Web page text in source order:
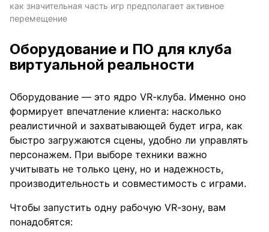
как значительная часть игр предполагает активное
перемещение
Оборудование и ПО для клуба
виртуальной реальности
Оборудование — это ядро VR-клуба. Именно оно
формирует впечатление клиента: насколько
реалистичной и захватывающей будет игра, как
быстро загружаются сцены, удобно ли управлять
персонажем. При выборе техники важно
учитывать не только цену, но и надежность,
производительность и совместимость с играми.
Чтобы запустить одну рабочую VR-зону, вам
понадобятся: